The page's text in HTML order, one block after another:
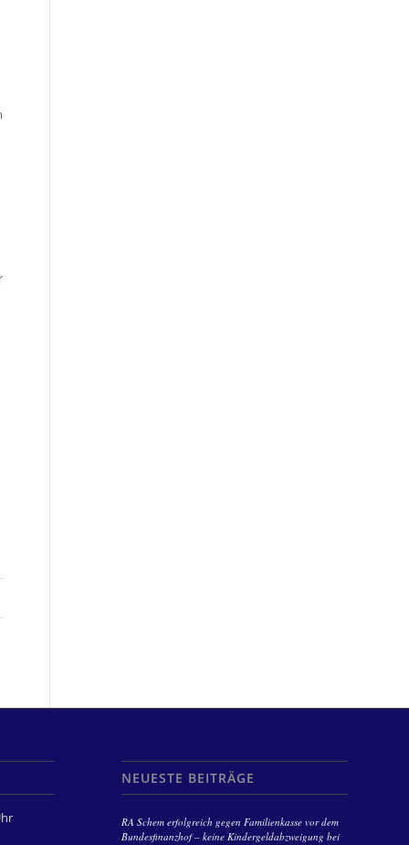
NEUESTE BEITRÄGE
RA Schem erfolgreich gegen Familienkasse vor dem
Bundesfinanzhof – keine Kindergeldabzweigung bei